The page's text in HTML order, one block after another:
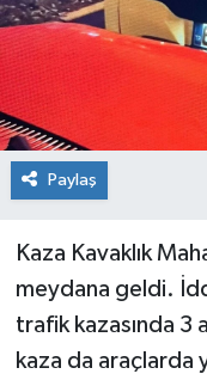
Paylaş
Kaza Kavaklık
meydana geldi.
trafik kazasında 3
kaza da araçlarda
Röportaj